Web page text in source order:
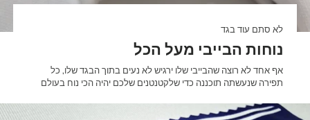
לא סתם עוד בגד
נוחות הבייבי מעל הכל
אף אחד לא רוצה שהבייבי שלו ירגיש לא נעים בתוך הבגד שלו, כל
תפירה שנעשתה תוכננה כדי שלקטנטנים שלכם יהיה הכי נוח בעולם